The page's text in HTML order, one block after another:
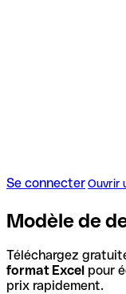
Se connecterOuvrir
Modèle de
Téléchargez
format Excel pour
prix rapidement.